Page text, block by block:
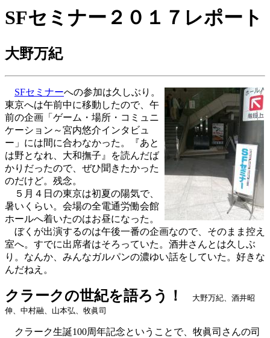
SFセミナー２０１７レポート
大野万紀
SFセミナーへの参加は久しぶり。
東京へは午前中に移動したので、午
前の企画「ゲーム・場所・コミュニ
ケーション～宮内悠介インタビュ
ー」には間に合わなかった。『あと
は野となれ、大和撫子』を読んだば
かりだったので、ぜひ聞きたかった
のだけど。残念。
５月４日の東京は初夏の陽気で、
暑いくらい。会場の全電通労働会館
ホールへ着いたのはお昼になった。
ぼくが出演するのは午後一番の企画なので、そのまま控え
室へ。すでに出席者はそろっていた。酒井さんとは久しぶ
り。なんか、みんなガルパンの濃ゆい話をしていた。好きな
んだねえ。
クラークの世紀を語ろう！
大野万紀、酒井昭
伸、中村融、山本弘、牧眞司
クラーク生誕100周年記念ということで、牧眞司さんの司